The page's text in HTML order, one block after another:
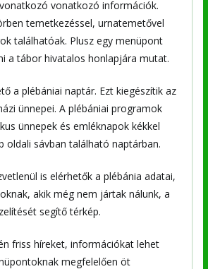
vonatkozó információk.
temetkezéssel, urnatemetővel
találhatóak. Plusz egy menüpont
a tábor hivatalos honlapjára mutat.
a plébániai naptár. Ezt kiegészítik az
ünnepei. A plébániai programok
ünnepek és emléknapok kékkel
oldali sávban található naptárban.
is elérhetők a plébánia adatai,
akik még nem jártak nálunk, a
segítő térkép.
friss híreket, információkat lehet
megfelelően öt